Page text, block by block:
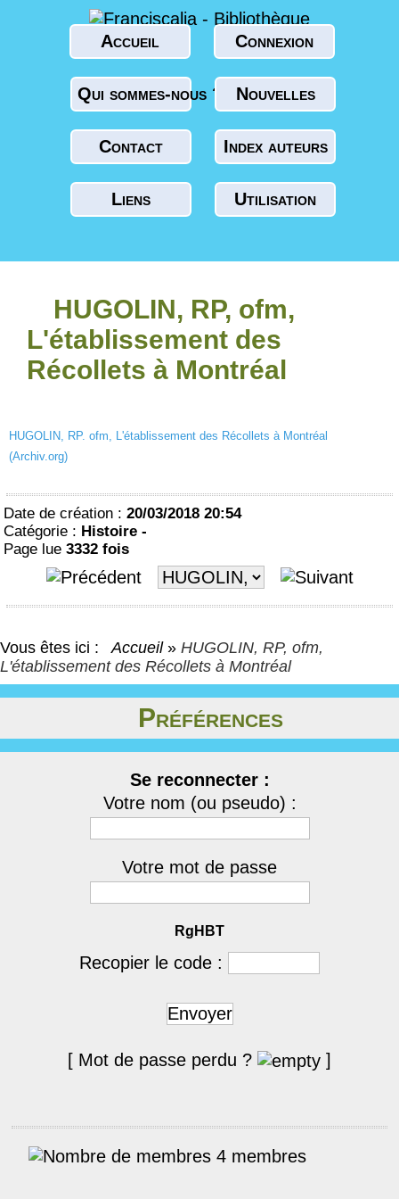
Accueil Connexion
Qui sommes-nous ? Nouvelles
Contact Index auteurs
Liens Utilisation
HUGOLIN, RP, ofm,
L'établissement des
Récollets à Montréal
HUGOLIN, RP. ofm, L'établissement des Récollets à Montréal
(Archiv.org)
Date de création : 20/03/2018 20:54
Catégorie : Histoire -
Page lue 3332 fois
Vous êtes ici : Accueil » HUGOLIN, RP, ofm,
L'établissement des Récollets à Montréal
Préférences
Se reconnecter :
Votre nom (ou pseudo) :
Votre mot de passe
RgHBT
Recopier le code :
Envoyer
[ Mot de passe perdu ? ]
4 membres